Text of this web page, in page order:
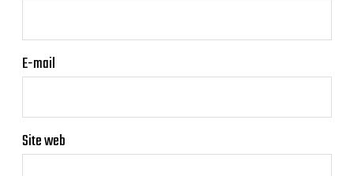
E-mail
Site web